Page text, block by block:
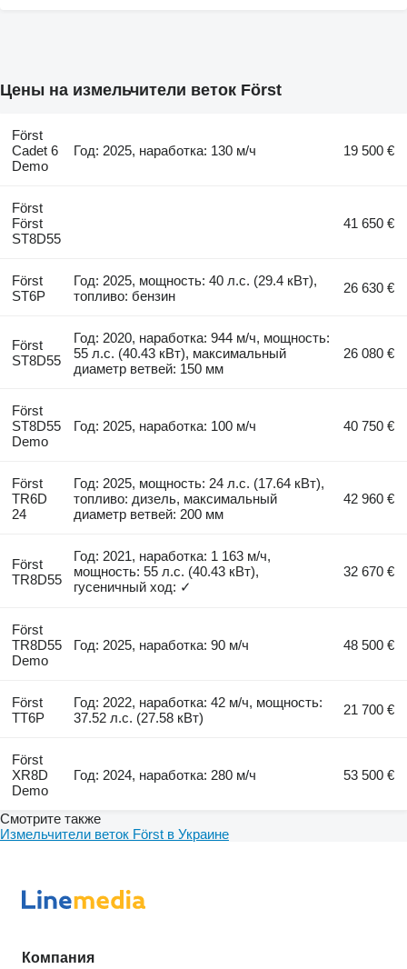
Цены на измельчители веток Först
Först
Cadet 6
Demo
Год: 2025, наработка: 130 м/ч 19 500 €
Först
Först
ST8D55
41 650 €
Först
ST6P
Год: 2025, мощность: 40 л.с. (29.4 кВт),
топливо: бензин
26 630 €
Först
ST8D55
Год: 2020, наработка: 944 м/ч, мощность:
55 л.с. (40.43 кВт), максимальный
диаметр ветвей: 150 мм
26 080 €
Först
ST8D55
Demo
Год: 2025, наработка: 100 м/ч 40 750 €
Först
TR6D
24
Год: 2025, мощность: 24 л.с. (17.64 кВт),
топливо: дизель, максимальный
диаметр ветвей: 200 мм
42 960 €
Först
TR8D55
Год: 2021, наработка: 1 163 м/ч,
мощность: 55 л.с. (40.43 кВт),
гусеничный ход: ✓
32 670 €
Först
TR8D55
Demo
Год: 2025, наработка: 90 м/ч 48 500 €
Först
TT6P
Год: 2022, наработка: 42 м/ч, мощность:
37.52 л.с. (27.58 кВт)
21 700 €
Först
XR8D
Demo
Год: 2024, наработка: 280 м/ч 53 500 €
Смотрите также
Измельчители веток Först в Украине
Компания